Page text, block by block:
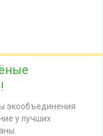
экообъединения
у лучших